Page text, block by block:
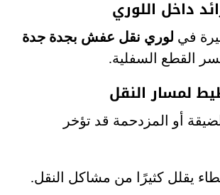
في لوري نقل عفش بجدة جدة
القطع السفلية.
أو المزدحمة قد تؤخر
يقلل كثيرًا من مشاكل النقل.